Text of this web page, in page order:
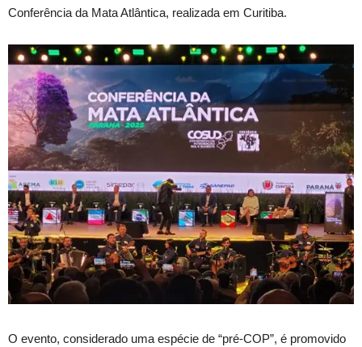
Conferência da Mata Atlântica, realizada em Curitiba.
O evento, considerado uma espécie de “pré-COP”, é promovido